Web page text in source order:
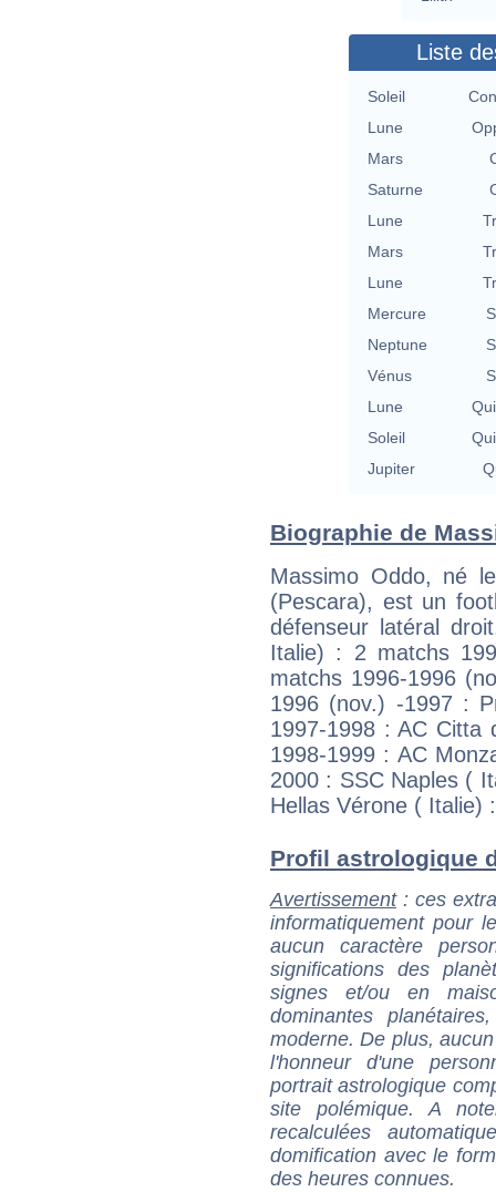
Liste
Soleil
Lune
Mars
Saturne
Lune
Mars
Lune
Mercure
Neptune
Vénus
Lune
Soleil
Jupiter
Biographie de
Massimo Oddo, né
(Pescara), est un
défenseur latéral
Italie) : 2 matchs
matchs 1996-1996
1996 (nov.) -1997 :
1997-1998 : AC
1998-1999 : AC
2000 : SSC Naples (
Hellas Vérone ( Italie)
Profil astrologique
Avertissement: ces
informatiquement pour
aucun caractère
significations des
signes et/ou en
dominantes
moderne. De plus,
l'honneur d'une
portrait astrologique
site polémique. A
recalculées
domification avec le
des heures connues.